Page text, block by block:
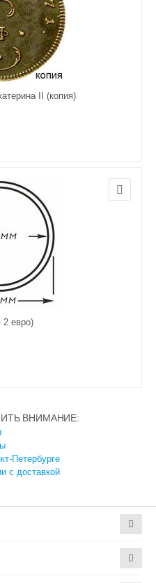
II (копия)
евро)
ВНИМАНИЕ:
Петербурге
с доставкой